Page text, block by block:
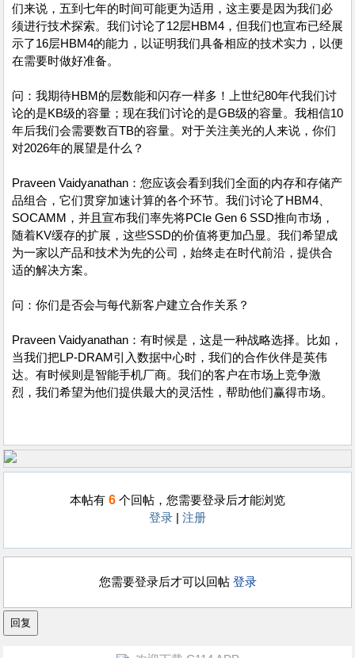
们来说，五到七年的时间可能更为适用，这主要是因为我们必
须进行技术探索。我们讨论了12层HBM4，但我们也宣布已经展
示了16层HBM4的能力，以证明我们具备相应的技术实力，以便
在需要时做好准备。
问：我期待HBM的层数能和闪存一样多！上世纪80年代我们讨
论的是KB级的容量；现在我们讨论的是GB级的容量。我相信10
年后我们会需要数百TB的容量。对于关注美光的人来说，你们
对2026年的展望是什么？
Praveen Vaidyanathan：您应该会看到我们全面的内存和存储产
品组合，它们贯穿加速计算的各个环节。我们讨论了HBM4、
SOCAMM，并且宣布我们率先将PCIe Gen 6 SSD推向市场，
随着KV缓存的扩展，这些SSD的价值将更加凸显。我们希望成
为一家以产品和技术为先的公司，始终走在时代前沿，提供合
适的解决方案。
问：你们是否会与每代新客户建立合作关系？
Praveen Vaidyanathan：有时候是，这是一种战略选择。比如，
当我们把LP-DRAM引入数据中心时，我们的合作伙伴是英伟
达。有时候则是智能手机厂商。我们的客户在市场上竞争激
烈，我们希望为他们提供最大的灵活性，帮助他们赢得市场。
本帖有 6 个回帖，您需要登录后才能浏览
登录
注册
您需要登录后才可以回帖 登录